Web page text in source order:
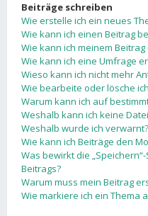
Beiträge schreiben
Wie erstelle ich ein neues
Wie kann ich einen Beitrag
Wie kann ich meinem
Wie kann ich eine Umfrage
Wieso kann ich nicht mehr
Wie bearbeite oder lösche
Warum kann ich auf
Weshalb kann ich keine
Weshalb wurde ich verwarnt?
Wie kann ich Beiträge den
Was bewirkt die
Beitrags?
Warum muss mein Beitrag
Wie markiere ich ein Thema